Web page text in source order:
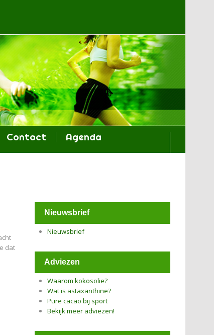
Contact
Agenda
dat
Nieuwsbrief
Nieuwsbrief
Adviezen
Waarom kokosolie?
Wat is astaxanthine?
Pure cacao bij sport
Bekijk meer adviezen!